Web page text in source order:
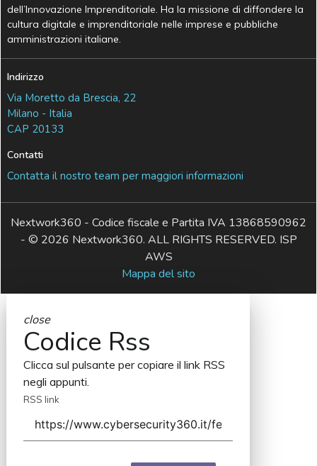
dell’Innovazione Imprenditoriale. Ha la missione di diffondere la
cultura digitale e imprenditoriale nelle imprese e pubbliche
amministrazioni italiane.
Indirizzo
Via Moretto da Brescia, 22
Milano - Italia
CAP 20133
Contatti
Contatta il nostro team per maggiori informazioni
Nextwork360 - Codice fiscale e Partita IVA 13868590962
- © 2026 Nextwork360. ALL RIGHTS RESERVED. ISP
AWS
Mappa del sito
close
Codice Rss
Clicca sul pulsante per copiare il link RSS
negli appunti.
RSS link